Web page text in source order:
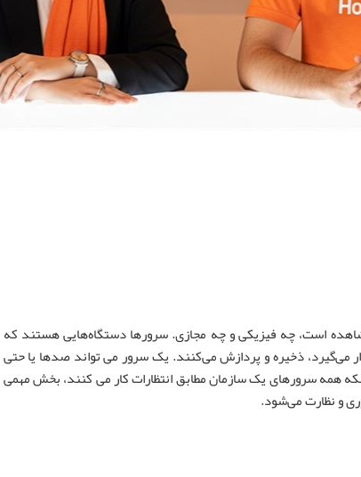
است، چه فیزیکی و چه مجازی. سرورها دستگاه‌هایی هستند که
می‌گیرد، ذخیره و پردازش می‌کنند. یک سرور می تواند صدها یا حتی
همه سرورهای یک سازمان مطابق انتظارات کار می کنند، بخش مهمی
و نظارت می‌شود.